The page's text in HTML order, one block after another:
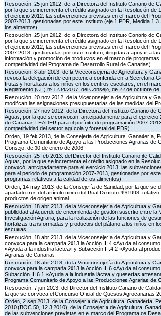
Resolución, 25 jun 2012, de la Directora del Instituto Canario de
por la que se incrementa el crédito asignado en la Resolución de
el ejercicio 2012, las subvenciones previstas en el marco del
2007-2013, gestionadas por este Instituto (eje 1 PDR, Medida
los alimentos)
Resolución, 25 jun 2012, de la Directora del Instituto Canario de
por la que se incrementa el crédito asignado en la Resolución de
el ejercicio 2012, las subvenciones previstas en el marco del
2007-2013, gestionadas por este Instituto, dirigidas a apoyar a
información y promoción de productos en el marco de
competitividad del Programa de Desarrollo Rural de Canarias)
Resolución, 8 abr 2013, de la Viceconsejería de Agricultura y
revoca la delegación de competencia conferida en la Secretaria
frutas y hortalizas a los niños en los centros escolares, en el
Reglamento (CE) nº 1234/2007, del Consejo, de 22 de octubre de
Resolución, 20 nov 2012, de la Viceconsejería de Agricultura y
modifican las asignaciones presupuestarias de las medidas del
Resolución, 27 nov 2012, de la Directora del Instituto Canario de
Aguas, por la que se convocan, anticipadamente para el
de Canarias FEADER para el período de programación 2007-
competitividad del sector agrícola y forestal del PDR).
Orden, 19 feb 2013, de la Consejería de Agricultura, Ganadería,
Programa Comunitario de Apoyo a las Producciones Agrarias de
Consejo, de 30 de enero de 2006
Resolución, 25 feb 2013, del Director del Instituto Canario de
Aguas, por la que se incrementa el crédito asignado en la
convocó, anticipadamente para el ejercicio 2013, las
para el periodo de programación 2007-2013, gestionadas por
programas relativos a la calidad de los alimentos).
Orden, 14 may 2013, de la Consejería de Sanidad, por la que se
apartado tres del artículo cinco del Real Decreto 49/1993,
productos de origen animal
Resolución, 18 abr 2013, de la Viceconsejería de Agricultura y
publicidad al Acuerdo de encomienda de gestión suscrito entre
Investigación Agraria, para la realización de las funciones de
hortalizas transformadas y productos del plátano a los niños en
escuelas
Resolución, 18 abr 2013, de la Viceconsejería de Agricultura y
convoca para la campaña 2013 la Acción III.4 «Ayuda al
«Ayuda a la industria láctea» y Subacción III.4.2 «Ayuda al
Agrarias de Canarias
Resolución, 18 abr 2013, de la Viceconsejería de Agricultura y
convoca para la campaña 2013 la Acción III.6 «Ayuda al
Subacción III.6.1 «Ayuda a la industria láctea y queserías
Programa Comunitario de Apoyo a las Producciones Agrarias de
Resolución, 7 jun 2013, del Director del Instituto Canario de
la que se convoca el Concurso Oficial de Quesos Agrocanarias
Orden, 2 sep 2013, de la Consejería de Agricultura, Ganadería,
2010 (BOC 50, 12.3.2010), de la Consejería de Agricultura,
de las subvenciones previstas en el marco del Programa de